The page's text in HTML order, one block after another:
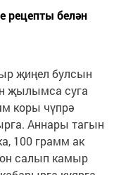
рецепты белән
җиңел булсын
җылымса суга
коры чүпрә
Аннары тагын
100 грамм ак
он салып камыр